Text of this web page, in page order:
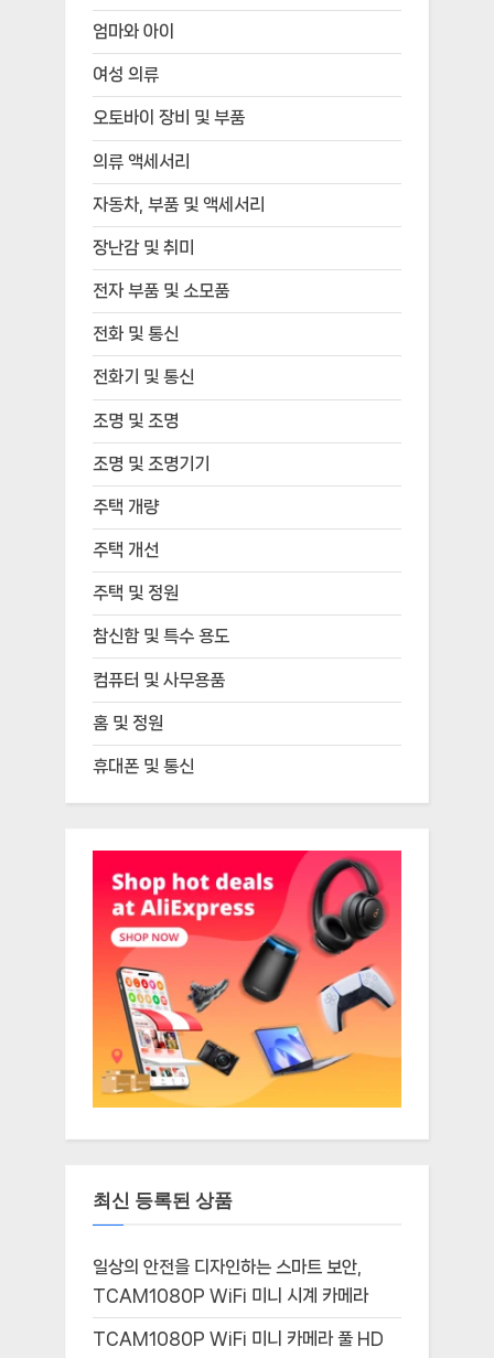
엄마와 아이
여성 의류
오토바이 장비 및 부품
의류 액세서리
자동차, 부품 및 액세서리
장난감 및 취미
전자 부품 및 소모품
전화 및 통신
전화기 및 통신
조명 및 조명
조명 및 조명기기
주택 개량
주택 개선
주택 및 정원
참신함 및 특수 용도
컴퓨터 및 사무용품
홈 및 정원
휴대폰 및 통신
최신 등록된 상품
일상의 안전을 디자인하는 스마트 보안,
TCAM1080P WiFi 미니 시계 카메라
TCAM1080P WiFi 미니 카메라 풀 HD